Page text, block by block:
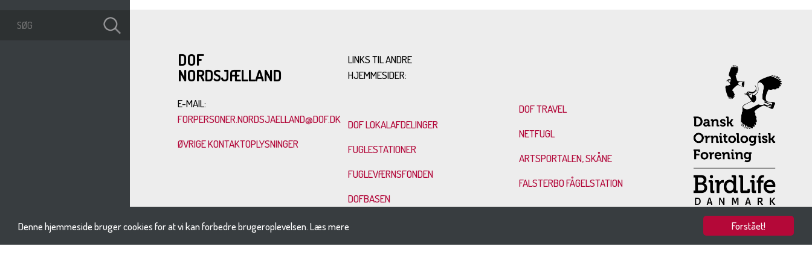
Forstået!
Denne hjemmeside bruger cookies for at vi kan forbedre brugeroplevelsen.Læs mere
DOF
NORDSJÆLLAND
E-MAIL:
FORPERSONER.NORDSJAELLAND@DOF.DK
ØVRIGE KONTAKTOPLYSNINGER
LINKS TIL ANDRE
HJEMMESIDER:
DOF LOKALAFDELINGER
FUGLESTATIONER
FUGLEVÆRNSFONDEN
DOFBASEN
DANMARKS FUGLE
DOF TRAVEL
NETFUGL
ARTSPORTALEN, SKÅNE
FALSTERBO FÅGELSTATION